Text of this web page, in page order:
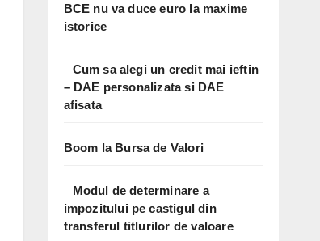
BCE nu va duce euro la maxime
istorice
Cum sa alegi un credit mai ieftin
– DAE personalizata si DAE
afisata
Boom la Bursa de Valori
Modul de determinare a
impozitului pe castigul din
transferul titlurilor de valoare